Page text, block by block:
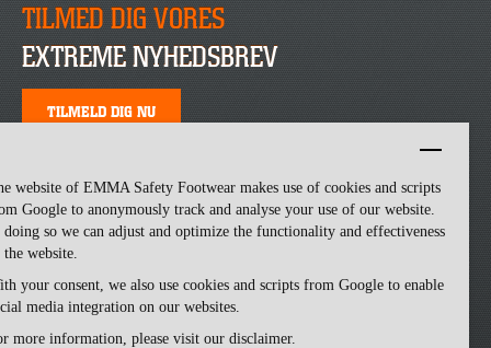
website of EMMA Safety Footwear makes use of cookies and scripts
Google to anonymously track and analyse your use of our website.
so we can adjust and optimize the functionality and effectiveness
website.
your consent, we also use cookies and scripts from Google to enable
media integration on our websites.
more information, please visit our disclaimer.
TILMED DIG VORES
EXTREME NYHEDSBREV
TILMELD DIG NU